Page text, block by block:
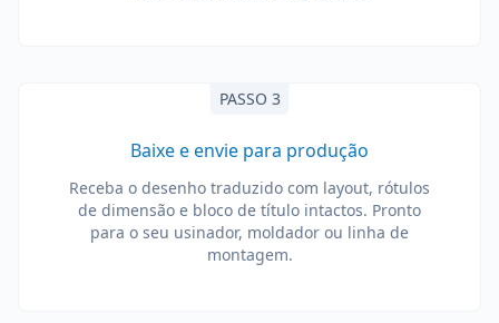
PASSO 3
Baixe e envie para produção
Receba o desenho traduzido com layout, rótulos
de dimensão e bloco de título intactos. Pronto
para o seu usinador, moldador ou linha de
montagem.